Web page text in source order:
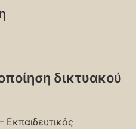
δικτυακού